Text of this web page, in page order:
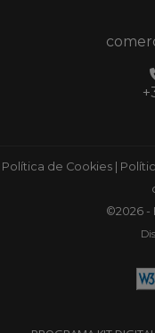
Política de Cookies
©2026 -